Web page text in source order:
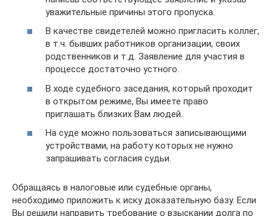
уважительные причины этого пропуска.
В качестве свидетелей можно пригласить коллег,
в т.ч. бывших работников организации, своих
родственников и т.д. Заявление для участия в
процессе достаточно устного.
В ходе судебного заседания, который проходит
в открытом режиме, Вы имеете право
приглашать близких Вам людей.
На суде можно пользоваться записывающими
устройствами, на работу которых не нужно
запрашивать согласия судьи.
Обращаясь в налоговые или судебные органы,
необходимо приложить к иску доказательную базу. Если
Вы решили направить требование о взыскании долга по